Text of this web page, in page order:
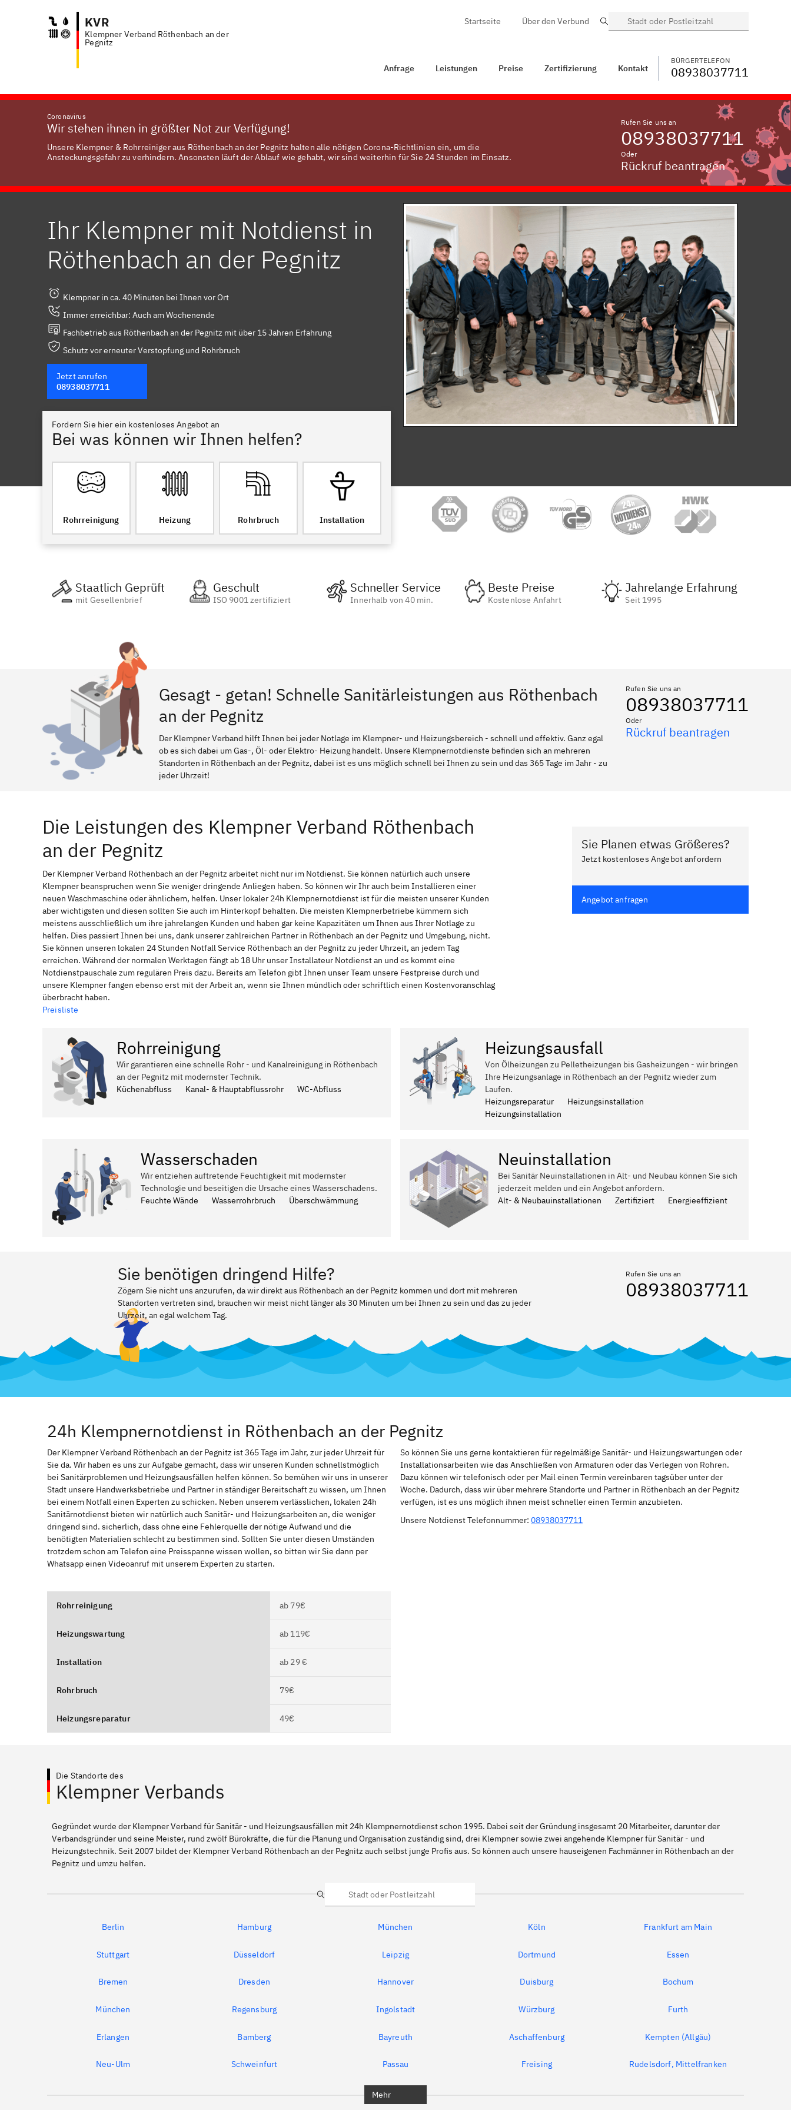
KVR
Klempner Verband Röthenbach an der
Pegnitz
BÜRGERTELEFON WECHSELN
Startseite Über den Verbund Suche
Anfrage Leistungen Preise Zertifizierung Kontakt
BÜRGERTELEFON
08938037711
Coronavirus
Wir stehen ihnen in größter Not zur Verfügung!
Unsere Klempner & Rohrreiniger aus Röthenbach an der Pegnitz halten alle nötigen Corona-Richtlinien ein, um die
Ansteckungsgefahr zu verhindern. Ansonsten läuft der Ablauf wie gehabt, wir sind weiterhin für Sie 24 Stunden im Einsatz.
Rufen Sie uns an
08938037711
Oder
Rückruf beantragen
Ihr Klempner mit Notdienst in
Röthenbach an der Pegnitz
Klempner in ca. 40 Minuten bei Ihnen vor Ort
Immer erreichbar: Auch am Wochenende
Fachbetrieb aus Röthenbach an der Pegnitz mit über 15 Jahren Erfahrung
Schutz vor erneuter Verstopfung und Rohrbruch
Jetzt anrufen
08938037711
Fordern Sie hier ein kostenloses Angebot an
Bei was können wir Ihnen helfen?
Rohrreinigung Heizung Rohrbruch Installation
Staatlich Geprüft
mit Gesellenbrief
Geschult
ISO 9001 zertifiziert
Schneller Service
Innerhalb von 40 min.
Beste Preise
Kostenlose Anfahrt
Jahrelange Erfahrung
Seit 1995
Gesagt - getan! Schnelle Sanitärleistungen aus Röthenbach
an der Pegnitz
Der Klempner Verband hilft Ihnen bei jeder Notlage im Klempner- und Heizungsbereich - schnell und effektiv. Ganz egal
ob es sich dabei um Gas-, Öl- oder Elektro- Heizung handelt. Unsere Klempnernotdienste befinden sich an mehreren
Standorten in Röthenbach an der Pegnitz, dabei ist es uns möglich schnell bei Ihnen zu sein und das 365 Tage im Jahr - zu
jeder Uhrzeit!
Rufen Sie uns an
08938037711
Oder
Rückruf beantragen
Die Leistungen des Klempner Verband Röthenbach
an der Pegnitz
Der Klempner Verband Röthenbach an der Pegnitz arbeitet nicht nur im Notdienst. Sie können natürlich auch unsere
Klempner beanspruchen wenn Sie weniger dringende Anliegen haben. So können wir Ihr auch beim Installieren einer
neuen Waschmaschine oder ähnlichem, helfen. Unser lokaler 24h Klempnernotdienst ist für die meisten unserer Kunden
aber wichtigsten und diesen sollten Sie auch im Hinterkopf behalten. Die meisten Klempnerbetriebe kümmern sich
meistens ausschließlich um ihre jahrelangen Kunden und haben gar keine Kapazitäten um Ihnen aus Ihrer Notlage zu
helfen. Dies passiert Ihnen bei uns, dank unserer zahlreichen Partner in Röthenbach an der Pegnitz und Umgebung, nicht.
Sie können unseren lokalen 24 Stunden Notfall Service Röthenbach an der Pegnitz zu jeder Uhrzeit, an jedem Tag
erreichen. Während der normalen Werktagen fängt ab 18 Uhr unser Installateur Notdienst an und es kommt eine
Notdienstpauschale zum regulären Preis dazu. Bereits am Telefon gibt Ihnen unser Team unsere Festpreise durch und
unsere Klempner fangen ebenso erst mit der Arbeit an, wenn sie Ihnen mündlich oder schriftlich einen Kostenvoranschlag
überbracht haben.
Preisliste
Sie Planen etwas Größeres?
Jetzt kostenloses Angebot anfordern
Angebot anfragen
Rohrreinigung
Wir garantieren eine schnelle Rohr - und Kanalreinigung in Röthenbach
an der Pegnitz mit modernster Technik.
Küchenabfluss
Kanal- & Hauptabflussrohr WC-Abfluss
Heizungsausfall
Von Ölheizungen zu Pelletheizungen bis Gasheizungen - wir bringen
Ihre Heizungsanlage in Röthenbach an der Pegnitz wieder zum
Laufen.
Heizungsreparatur
Heizungsinstallation
Heizungsinstallation
Wasserschaden
Wir entziehen auftretende Feuchtigkeit mit modernster
Technologie und beseitigen die Ursache eines Wasserschadens.
Feuchte Wände
Wasserrohrbruch Überschwämmung
Neuinstallation
Bei Sanitär Neuinstallationen in Alt- und Neubau können Sie sich
jederzeit melden und ein Angebot anfordern.
Alt- & Neubauinstallationen
Zertifiziert Energieeffizient
Sie benötigen dringend Hilfe?
Zögern Sie nicht uns anzurufen, da wir direkt aus Röthenbach an der Pegnitz kommen und dort mit mehreren
Standorten vertreten sind, brauchen wir meist nicht länger als 30 Minuten um bei Ihnen zu sein und das zu jeder
Uhrzeit, an egal welchem Tag.
Rufen Sie uns an
08938037711
24h Klempnernotdienst in Röthenbach an der Pegnitz
Der Klempner Verband Röthenbach an der Pegnitz ist 365 Tage im Jahr, zur jeder Uhrzeit für
Sie da. Wir haben es uns zur Aufgabe gemacht, dass wir unseren Kunden schnellstmöglich
bei Sanitärproblemen und Heizungsausfällen helfen können. So bemühen wir uns in unserer
Stadt unsere Handwerksbetriebe und Partner in ständiger Bereitschaft zu wissen, um Ihnen
bei einem Notfall einen Experten zu schicken. Neben unserem verlässlichen, lokalen 24h
Sanitärnotdienst bieten wir natürlich auch Sanitär- und Heizungsarbeiten an, die weniger
dringend sind. sicherlich, dass ohne eine Fehlerquelle der nötige Aufwand und die
benötigten Materialien schlecht zu bestimmen sind. Sollten Sie unter diesen Umständen
trotzdem schon am Telefon eine Preisspanne wissen wollen, so bitten wir Sie dann per
Whatsapp einen Videoanruf mit unserem Experten zu starten.
So können Sie uns gerne kontaktieren für regelmäßige Sanitär- und Heizungswartungen oder
Installationsarbeiten wie das Anschließen von Armaturen oder das Verlegen von Rohren.
Dazu können wir telefonisch oder per Mail einen Termin vereinbaren tagsüber unter der
Woche. Dadurch, dass wir über mehrere Standorte und Partner in Röthenbach an der Pegnitz
verfügen, ist es uns möglich ihnen meist schneller einen Termin anzubieten.
Unsere Notdienst Telefonnummer: 08938037711
Rohrreinigung ab 79€
Heizungswartung ab 119€
Installation ab 29 €
Rohrbruch 79€
Heizungsreparatur 49€
Die Standorte des
Klempner Verbands
Gegründet wurde der Klempner Verband für Sanitär - und Heizungsausfällen mit 24h Klempnernotdienst schon 1995. Dabei seit der Gründung insgesamt 20 Mitarbeiter, darunter der
Verbandsgründer und seine Meister, rund zwölf Bürokräfte, die für die Planung und Organisation zuständig sind, drei Klempner sowie zwei angehende Klempner für Sanitär - und
Heizungstechnik. Seit 2007 bildet der Klempner Verband Röthenbach an der Pegnitz auch selbst junge Profis aus. So können auch unsere hauseigenen Fachmänner in Röthenbach an der
Pegnitz und umzu helfen.
Suche
Berlin Hamburg München Köln Frankfurt am Main
Stuttgart Düsseldorf Leipzig Dortmund Essen
Bremen Dresden Hannover Duisburg Bochum
München Regensburg Ingolstadt Würzburg Furth
Erlangen Bamberg Bayreuth Aschaffenburg Kempten (Allgäu)
Neu-Ulm Schweinfurt Passau Freising Rudelsdorf, Mittelfranken
Mehr